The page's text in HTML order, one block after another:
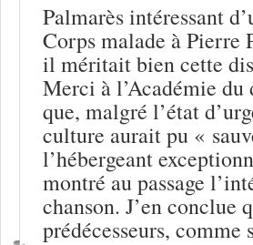
Palmarès intéressant
Corps malade à Pierre
il méritait bien cette
Merci à l’Académie
que, malgré l’état
culture aurait pu «
l’hébergeant
montré au passage
chanson. J’en conclue
prédécesseurs, comme